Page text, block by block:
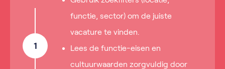
1
functie, sector) om de juiste
vacature te vinden.
Lees de functie-eisen en
cultuurwaarden zorgvuldig door